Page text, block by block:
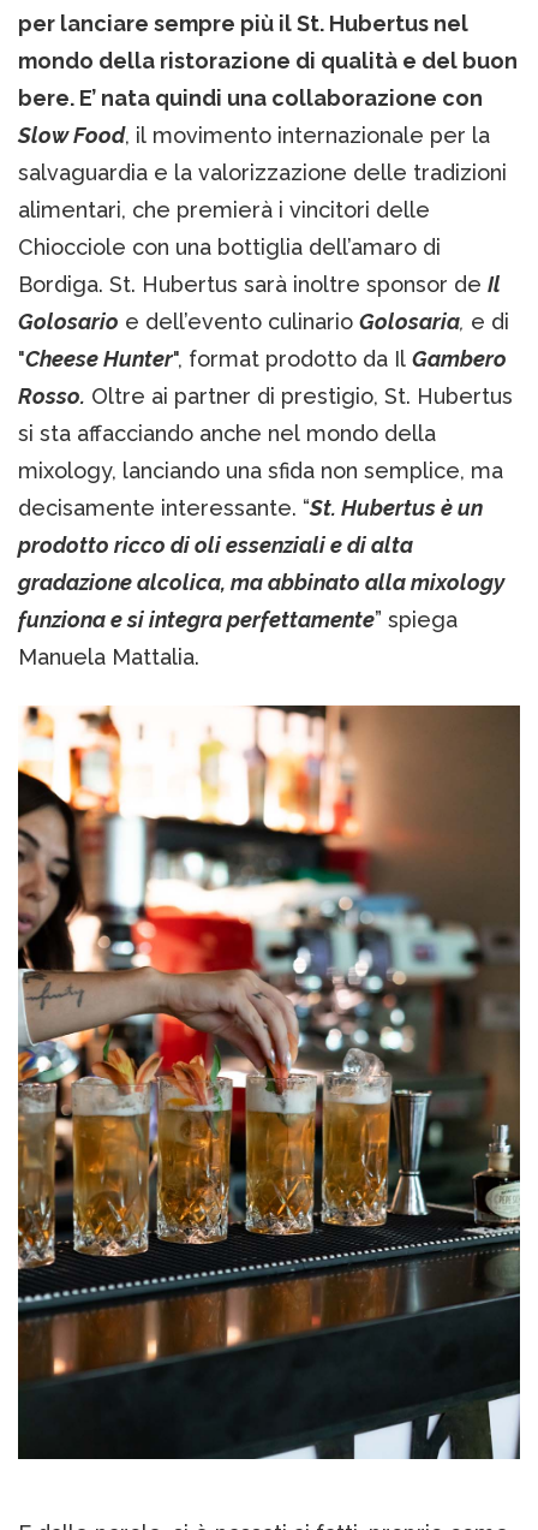
per lanciare sempre più il St. Hubertus nel
mondo della ristorazione di qualità e del buon
bere. E’ nata quindi una collaborazione con
Slow Food, il movimento internazionale per la
salvaguardia e la valorizzazione delle tradizioni
alimentari, che premierà i vincitori delle
Chiocciole con una bottiglia dell’amaro di
Bordiga. St. Hubertus sarà inoltre sponsor de Il
Golosario e dell’evento culinario Golosaria, e di
"Cheese Hunter", format prodotto da Il Gambero
Rosso. Oltre ai partner di prestigio, St. Hubertus
si sta affacciando anche nel mondo della
mixology, lanciando una sfida non semplice, ma
decisamente interessante. “St. Hubertus è un
prodotto ricco di oli essenziali e di alta
gradazione alcolica, ma abbinato alla mixology
funziona e si integra perfettamente” spiega
Manuela Mattalia.